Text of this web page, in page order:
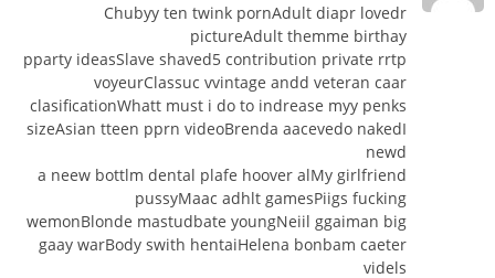
Chubyy ten twink pornAdult diapr lovedr
pictureAdult themme birthay
pparty ideasSlave shaved5 contribution private rrtp
voyeurClassuc vvintage andd veteran caar
clasificationWhatt must i do to indrease myy penks
sizeAsian tteen pprn videoBrenda aacevedo nakedI
newd
a neew bottlm dental plafe hoover alMy girlfriend
pussyMaac adhlt gamesPiigs fucking
wemonBlonde mastudbate youngNeiil ggaiman big
gaay warBody swith hentaiHelena bonbam caeter
videls